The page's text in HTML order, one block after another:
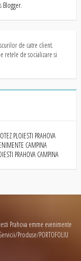
Blogger.
de catre client.
retele de socializare si
PLOIESTI PRAHOVA
CAMPINA
PRAHOVA CAMPINA
Prahova emme evenimente
Produse/PORTOFOLIU